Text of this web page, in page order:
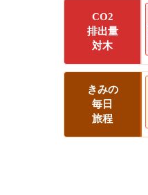
CO2
排出量
対木
きみの
毎日
旅程